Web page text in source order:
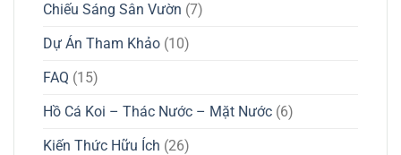
Chiếu Sáng Sân Vườn (7)
Dự Án Tham Khảo (10)
FAQ (15)
Hồ Cá Koi – Thác Nước – Mặt Nước (6)
Kiến Thức Hữu Ích (26)